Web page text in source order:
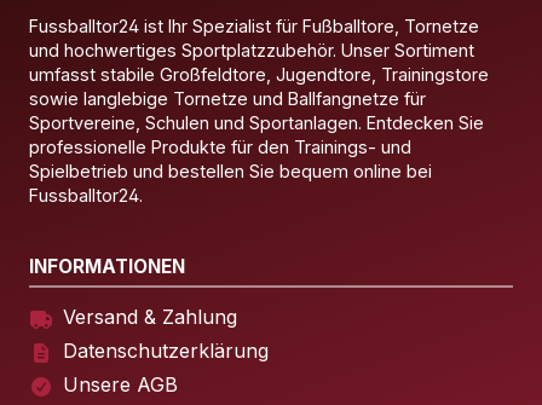
Fussballtor24 ist Ihr Spezialist für Fußballtore, Tornetze
und hochwertiges Sportplatzzubehör. Unser Sortiment
umfasst stabile Großfeldtore, Jugendtore, Trainingstore
sowie langlebige Tornetze und Ballfangnetze für
Sportvereine, Schulen und Sportanlagen. Entdecken Sie
professionelle Produkte für den Trainings- und
Spielbetrieb und bestellen Sie bequem online bei
Fussballtor24.
INFORMATIONEN
Versand & Zahlung
Datenschutzerklärung
Unsere AGB